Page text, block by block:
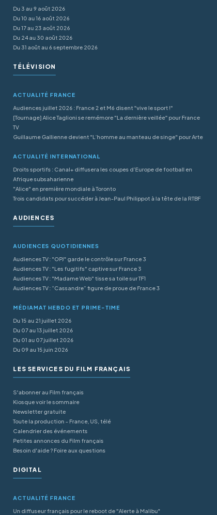
Du 3 au 9 août 2026
Du 10 au 16 août 2026
Du 17 au 23 août 2026
Du 24 au 30 août 2026
Du 31 août au 6 septembre 2026
TÉLÉVISION
ACTUALITÉ FRANCE
Audiences juillet 2026 : France 2 et M6 disent "vive le sport !"
[Tournage] Alice Taglioni se remémore "La dernière veillée" pour France
TV
Guillaume Gallienne devient "L’homme au manteau de singe" pour Arte
ACTUALITÉ INTERNATIONAL
Droits sportifs : Canal+ diffusera les coupes d’Europe de football en
Afrique subsaharienne
"Alice" en première mondiale à Toronto
Trois candidats pour succéder à Jean-Paul Philippot à la tête de la RTBF
AUDIENCES
AUDIENCES QUOTIDIENNES
Audiences TV : "OPJ" garde le contrôle sur France 3
Audiences TV : "Les fugitifs" captive sur France 3
Audiences TV : "Madame Web" tisse sa toile sur TF1
Audiences TV : “Cassandre” figure de proue de France 3
MÉDIAMAT HEBDO ET PRIME-TIME
Du 15 au 21 juillet 2026
Du 07 au 13 juillet 2026
Du 01 au 07 juillet 2026
Du 09 au 15 juin 2026
LES SERVICES DU FILM FRANÇAIS
S'abonner au Film français
Kiosque voir le sommaire
Newsletter gratuite
Toute la production - France, US, télé
Calendrier des événements
Petites annonces du Film français
Besoin d'aide ? Foire aux questions
DIGITAL
ACTUALITÉ FRANCE
Un diffuseur français pour le reboot de "Alerte à Malibu"